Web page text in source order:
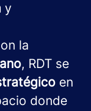
y
la
, RDT se
en
donde